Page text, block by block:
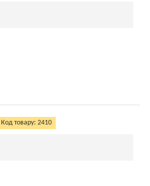
Код товару: 2410